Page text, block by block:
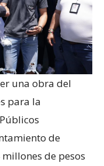
una obra del
para la
de
de pesos